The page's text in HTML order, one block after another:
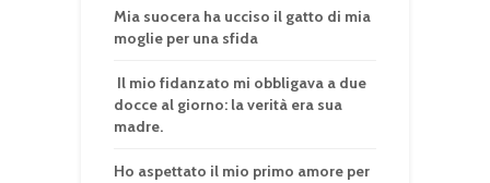
Mia suocera ha ucciso il gatto di mia
moglie per una sfida
Il mio fidanzato mi obbligava a due
docce al giorno: la verità era sua
madre.
Ho aspettato il mio primo amore per